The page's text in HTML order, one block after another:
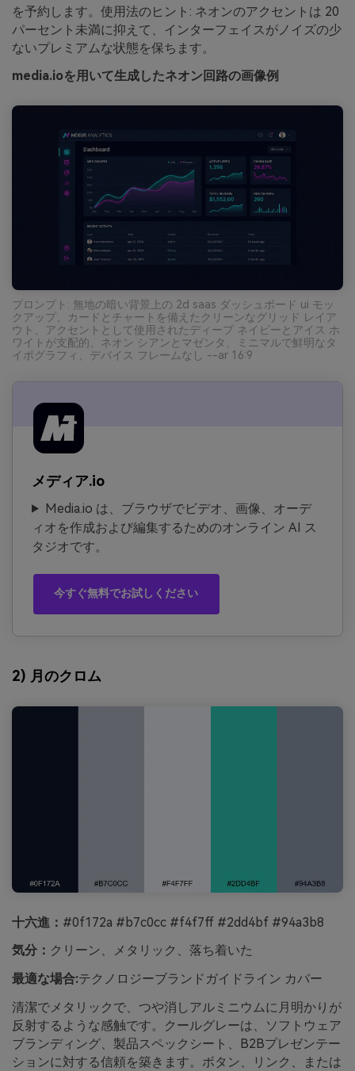
を予約します。使用法のヒント: ネオンのアクセントは 20
パーセント未満に抑えて、インターフェイスがノイズの少
ないプレミアムな状態を保ちます。
media.ioを用いて生成したネオン回路の画像例
プロンプト: 無地の暗い背景上の 2d saas ダッシュボード ui モッ
クアップ、カードとチャートを備えたクリーンなグリッド レイア
ウト、アクセントとして使用されたディープ ネイビーとアイス ホ
ワイトが支配的、ネオン シアンとマゼンタ、ミニマルで鮮明なタ
イポグラフィ、デバイス フレームなし --ar 16:9
メディア.io
Media.io は、ブラウザでビデオ、画像、オーデ
ィオを作成および編集するためのオンライン AI ス
タジオです。
今すぐ無料でお試しください
2) 月のクロム
十六進： #0f172a #b7c0cc #f4f7ff #2dd4bf #94a3b8
気分： クリーン、メタリック、落ち着いた
最適な場合:テクノロジーブランドガイドライン カバー
清潔でメタリックで、つや消しアルミニウムに月明かりが
反射するような感触です。クールグレーは、ソフトウェア
ブランディング、製品スペックシート、B2Bプレゼンテー
ションに対する信頼を築きます。ボタン、リンク、または